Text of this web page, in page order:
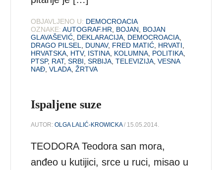
OBJAVLJENO U: DEMOCROACIA
OZNAKE: AUTOGRAF.HR BOJAN
BOJAN
GLAVAŠEVIĆ DEKLARACIJA DEMOCROACIA
DRAGO PILSEL
DUNAV, FRED MATIĆ HRVATI
HRVATSKA HTV, ISTINA KOLUMNA POLITIKA
PTSP, RAT,SRBI ,SRBIJA ,TELEVIZIJA ,VESNA
NAĐ ,VLADA ,ŽRTVA
Ispaljene suze
AUTOR:OLGA LALIĆ-KROWICKA/ 15.05.2014.
TEODORA Teodora san mora,
anđeo u kutijici, srce u ruci, misao u